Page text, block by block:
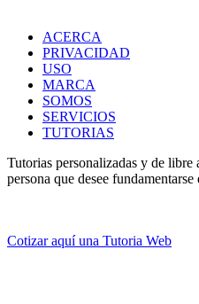
ACERCA
PRIVACIDAD
USO
MARCA
SOMOS
SERVICIOS
TUTORIAS
Tutorias personalizadas y de libre
persona que desee
Cotizar aquí una Tutoria Web